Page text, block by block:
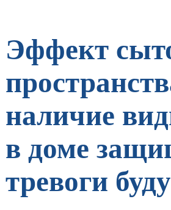
Эффект
наличие
в доме
тревоги